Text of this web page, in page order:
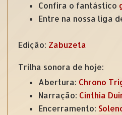
Confira o fantástico
Entre na nossa liga
Edição: Zabuzeta
Trilha sonora de hoje:
Abertura: Chrono
Narração: Cinthia
Encerramento: